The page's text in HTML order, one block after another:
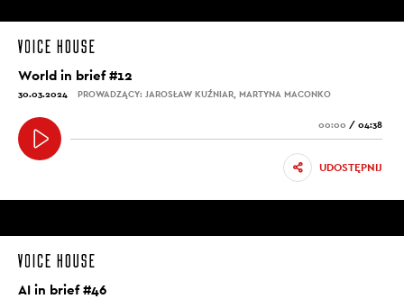
World in brief #12
30.03.2024 PROWADZĄCY: JAROSŁAW KUŹNIAR, MARTYNA MACONKO
00:00 / 04:38
UDOSTĘPNIJ
AI in brief #46